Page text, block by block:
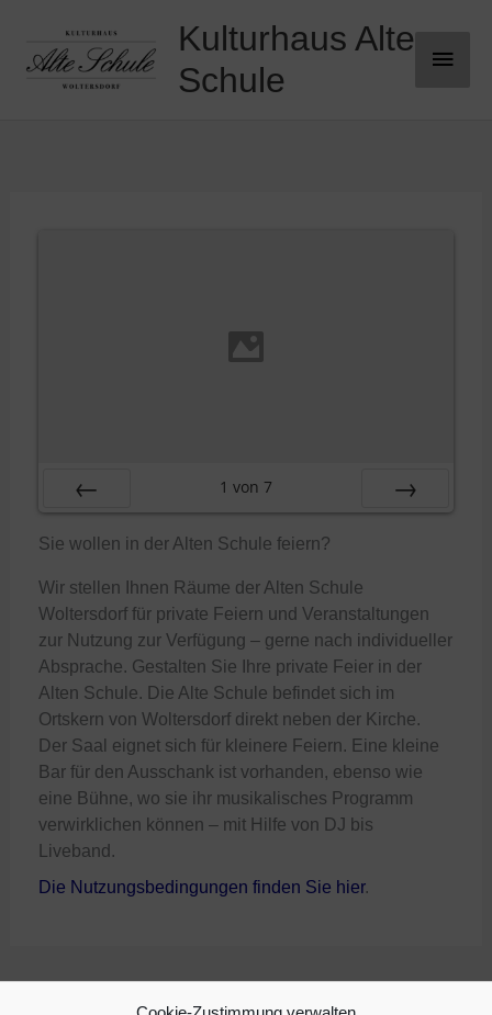
Cookie-Zustimmung verwalten
springen
Kulturhaus Alte
Schule
1 von 7
Sie wollen in der Alten Schule feiern?
Wir stellen Ihnen Räume der Alten Schule
Woltersdorf für private Feiern und Veranstaltungen
zur Nutzung zur Verfügung – gerne nach individueller
Absprache. Gestalten Sie Ihre private Feier in der
Alten Schule. Die Alte Schule befindet sich im
Ortskern von Woltersdorf direkt neben der Kirche.
Der Saal eignet sich für kleinere Feiern. Eine kleine
Bar für den Ausschank ist vorhanden, ebenso wie
eine Bühne, wo sie ihr musikalisches Programm
verwirklichen können – mit Hilfe von DJ bis
Liveband.
Die Nutzungsbedingungen finden Sie hier.